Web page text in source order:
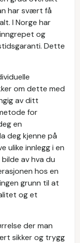
har svært få
I Norge har
og
Dette
om dette med
av ditt
for
en
deg kjenne på
ulike innlegg i en
av hva du
hos en
grunn til at
og et
der man
sikker og trygg